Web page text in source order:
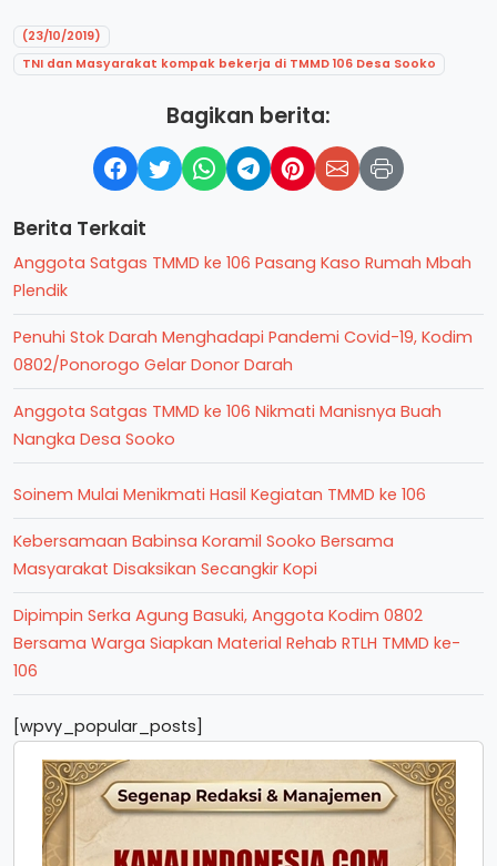
(23/10/2019)
TNI dan Masyarakat kompak bekerja di TMMD 106 Desa Sooko
Bagikan berita:
Berita Terkait
Anggota Satgas TMMD ke 106 Pasang Kaso Rumah Mbah
Plendik
Penuhi Stok Darah Menghadapi Pandemi Covid-19, Kodim
0802/Ponorogo Gelar Donor Darah
Anggota Satgas TMMD ke 106 Nikmati Manisnya Buah
Nangka Desa Sooko
Soinem Mulai Menikmati Hasil Kegiatan TMMD ke 106
Kebersamaan Babinsa Koramil Sooko Bersama
Masyarakat Disaksikan Secangkir Kopi
Dipimpin Serka Agung Basuki, Anggota Kodim 0802
Bersama Warga Siapkan Material Rehab RTLH TMMD ke-
106
[wpvy_popular_posts]